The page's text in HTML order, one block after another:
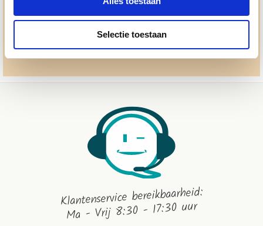
Selectie toestaan
Whatsapp met ons
Stuur ons een bericht
Klantenservice bereikbaarheid:
Ma - Vrij 8:30 - 17:30 uur